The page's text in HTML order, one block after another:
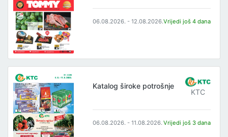
06.08.2026. - 12.08.2026.Vrijedi još 4 dana
Katalog široke potrošnje
KTC
06.08.2026. - 11.08.2026. Vrijedi još 3 dana